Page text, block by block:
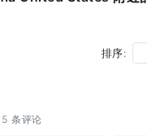
排序:
5 条评论